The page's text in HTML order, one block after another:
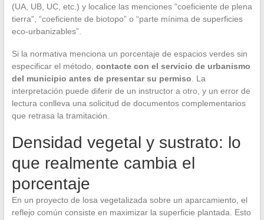
(UA, UB, UC, etc.) y localice las menciones “coeficiente de plena
tierra”, “coeficiente de biotopo” o “parte mínima de superficies
eco-urbanizables”.
Si la normativa menciona un porcentaje de espacios verdes sin
especificar el método, contacte con el servicio de urbanismo
del municipio antes de presentar su permiso. La
interpretación puede diferir de un instructor a otro, y un error de
lectura conlleva una solicitud de documentos complementarios
que retrasa la tramitación.
Densidad vegetal y sustrato: lo
que realmente cambia el
porcentaje
En un proyecto de losa vegetalizada sobre un aparcamiento, el
reflejo común consiste en maximizar la superficie plantada. Esto